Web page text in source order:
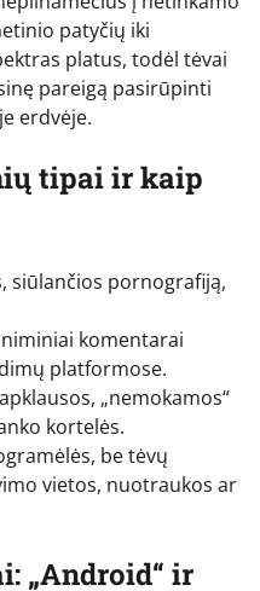
patyčių iki
platus, todėl tėvai
pareigą pasirūpinti
erdvėje.
tipai ir kaip
siūlančios pornografiją,
komentarai
platformose.
„nemokamos“
kortelės.
be tėvų
vietos, nuotraukos ar
„Android“ ir